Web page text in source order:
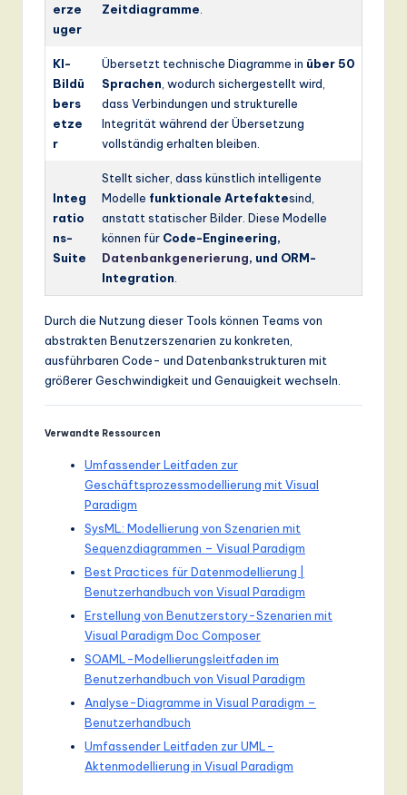
erze
uger
Zeitdiagramme
KI-
Bildü
bers
etze
r
Übersetzt technische Diagramme in über 50
Sprachen , wodurch sichergestellt wird,
dass Verbindungen und strukturelle
Integrität während der Übersetzung
vollständig erhalten bleiben.
Integ
ratio
ns-
Suite
Stellt sicher, dass künstlich intelligente
Modelle funktionale Artefaktesind,
anstatt statischer Bilder. Diese Modelle
können für Code-Engineering,
Datenbankgenerierung, und ORM-
Integration
Durch die Nutzung dieser Tools können Teams von
abstrakten Benutzerszenarien zu konkreten,
ausführbaren Code- und Datenbankstrukturen mit
größerer Geschwindigkeit und Genauigkeit wechseln.
Verwandte Ressourcen
Umfassender Leitfaden zur
Geschäftsprozessmodellierung mit Visual
Paradigm
SysML: Modellierung von Szenarien mit
Sequenzdiagrammen – Visual Paradigm
Best Practices für Datenmodellierung |
Benutzerhandbuch von Visual Paradigm
Erstellung von Benutzerstory-Szenarien mit
Visual Paradigm Doc Composer
SOAML-Modellierungsleitfaden im
Benutzerhandbuch von Visual Paradigm
Analyse-Diagramme in Visual Paradigm –
Benutzerhandbuch
Umfassender Leitfaden zur UML-
Aktenmodellierung in Visual Paradigm